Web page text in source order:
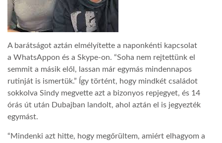
A barátságot aztán elmélyítette a naponkénti kapcsolat
a WhatsAppon és a Skype-on. “Soha nem rejtettünk el
semmit a másik elől, lassan már egymás mindennapos
rutinját is ismertük.” Így történt, hogy mindkét családot
sokkolva Sindy megvette azt a bizonyos repjegyet, és 14
órás út után Dubajban landolt, ahol aztán el is jegyezték
egymást.
“Mindenki azt hitte, hogy megőrültem, amiért elhagyom a